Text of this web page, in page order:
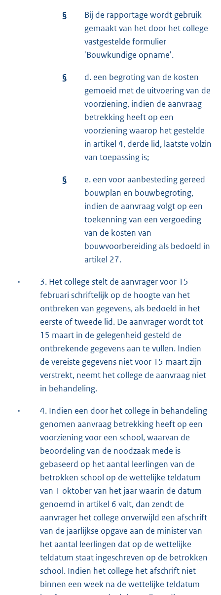
§
Bij de rapportage wordt gebruik
gemaakt van het door het college
vastgestelde formulier
'Bouwkundige opname'.
§
d. een begroting van de kosten
gemoeid met de uitvoering van de
voorziening, indien de aanvraag
betrekking heeft op een
voorziening waarop het gestelde
in artikel 4, derde lid, laatste volzin
van toepassing is;
§
e. een voor aanbesteding gereed
bouwplan en bouwbegroting,
indien de aanvraag volgt op een
toekenning van een vergoeding
van de kosten van
bouwvoorbereiding als bedoeld in
artikel 27.
·
3. Het college stelt de aanvrager voor 15
februari schriftelijk op de hoogte van het
ontbreken van gegevens, als bedoeld in het
eerste of tweede lid. De aanvrager wordt tot
15 maart in de gelegenheid gesteld de
ontbrekende gegevens aan te vullen. Indien
de vereiste gegevens niet voor 15 maart zijn
verstrekt, neemt het college de aanvraag niet
in behandeling.
·
4. Indien een door het college in behandeling
genomen aanvraag betrekking heeft op een
voorziening voor een school, waarvan de
beoordeling van de noodzaak mede is
gebaseerd op het aantal leerlingen van de
betrokken school op de wettelijke teldatum
van 1 oktober van het jaar waarin de datum
genoemd in artikel 6 valt, dan zendt de
aanvrager het college onverwijld een afschrift
van de jaarlijkse opgave aan de minister van
het aantal leerlingen dat op de wettelijke
teldatum staat ingeschreven op de betrokken
school. Indien het college het afschrift niet
binnen een week na de wettelijke teldatum